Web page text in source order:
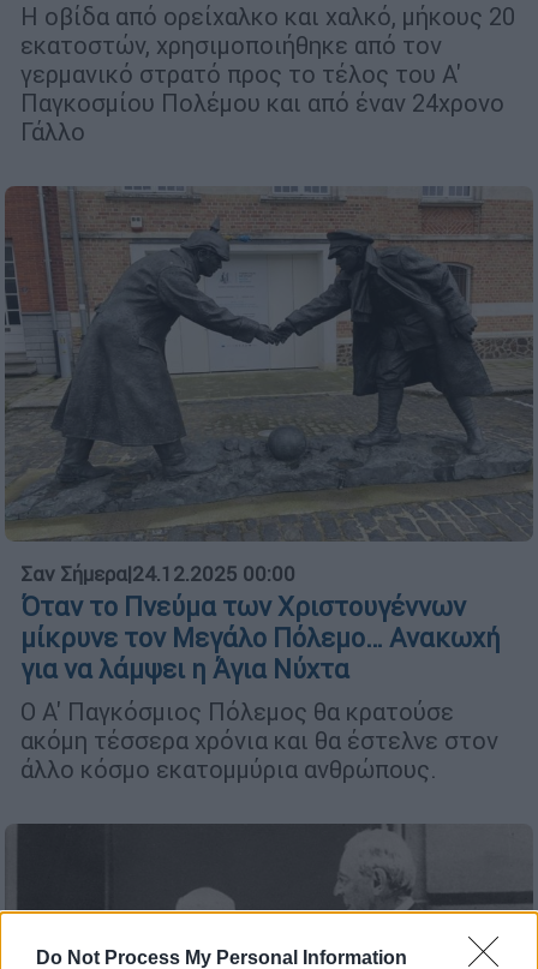
Do Not Process My Personal Information
Η οβίδα από ορείχαλκο και χαλκό, μήκους 20
εκατοστών, χρησιμοποιήθηκε από τον
γερμανικό στρατό προς το τέλος του Α'
Παγκοσμίου Πολέμου και από έναν 24χρονο
Γάλλο
Σαν Σήμερα|24.12.2025 00:00
Όταν το Πνεύμα των Χριστουγέννων
μίκρυνε τον Μεγάλο Πόλεμο… Ανακωχή
για να λάμψει η Άγια Νύχτα
Ο Α' Παγκόσμιος Πόλεμος θα κρατούσε
ακόμη τέσσερα χρόνια και θα έστελνε στον
άλλο κόσμο εκατομμύρια ανθρώπους.